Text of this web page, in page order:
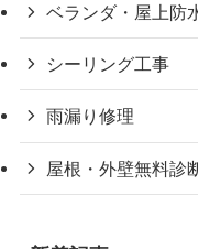
ベランダ・屋上防
シーリング工事
雨漏り修理
屋根・外壁無料診